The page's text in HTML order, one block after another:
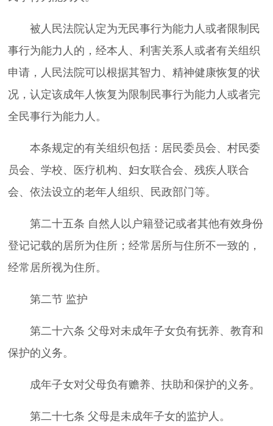
被人民法院认定为无民事行为能力人或者限制民
事行为能力人的，经本人、利害关系人或者有关组织
申请，人民法院可以根据其智力、精神健康恢复的状
况，认定该成年人恢复为限制民事行为能力人或者完
全民事行为能力人。
本条规定的有关组织包括：居民委员会、村民委
员会、学校、医疗机构、妇女联合会、残疾人联合
会、依法设立的老年人组织、民政部门等。
第二十五条 自然人以户籍登记或者其他有效身份
登记记载的居所为住所；经常居所与住所不一致的，
经常居所视为住所。
第二节 监护
第二十六条 父母对未成年子女负有抚养、教育和
保护的义务。
成年子女对父母负有赡养、扶助和保护的义务。
第二十七条 父母是未成年子女的监护人。